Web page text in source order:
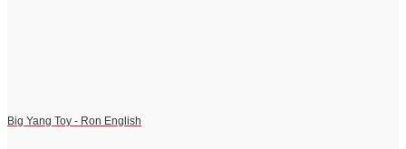
Big Yang Toy - Ron English